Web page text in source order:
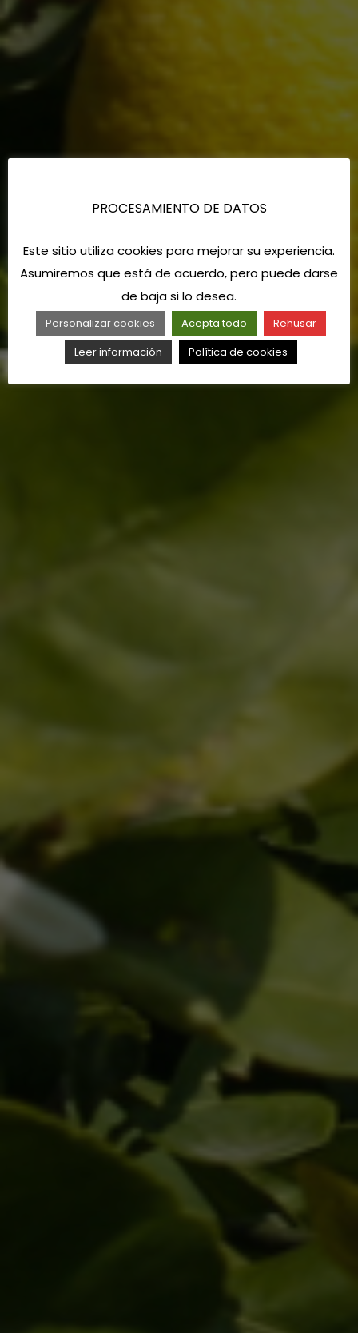
PROCESAMIENTO DE DATOS
Este sitio utiliza cookies para mejorar su experiencia.
Asumiremos que está de acuerdo, pero puede darse
de baja si lo desea.
Personalizar cookies Acepta todo
Rehusar
Leer información
Política de cookies